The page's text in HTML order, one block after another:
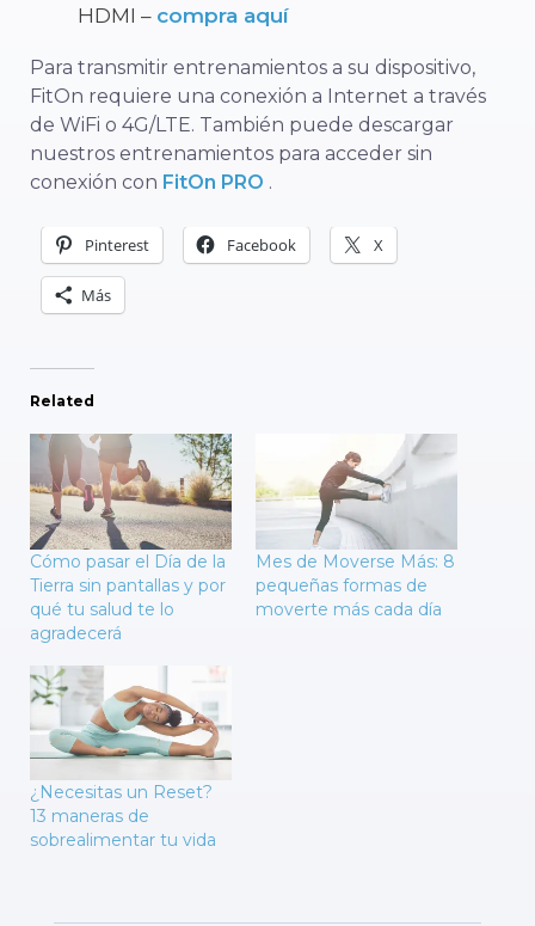
HDMI – compra aquí
Para transmitir entrenamientos a su dispositivo,
FitOn requiere una conexión a Internet a través
de WiFi o 4G/LTE. También puede descargar
nuestros entrenamientos para acceder sin
conexión con FitOn PRO .
Pinterest Facebook X
Más
Related
Cómo pasar el Día de la
Tierra sin pantallas y por
qué tu salud te lo
agradecerá
Mes de Moverse Más: 8
pequeñas formas de
moverte más cada día
¿Necesitas un Reset?
13 maneras de
sobrealimentar tu vida